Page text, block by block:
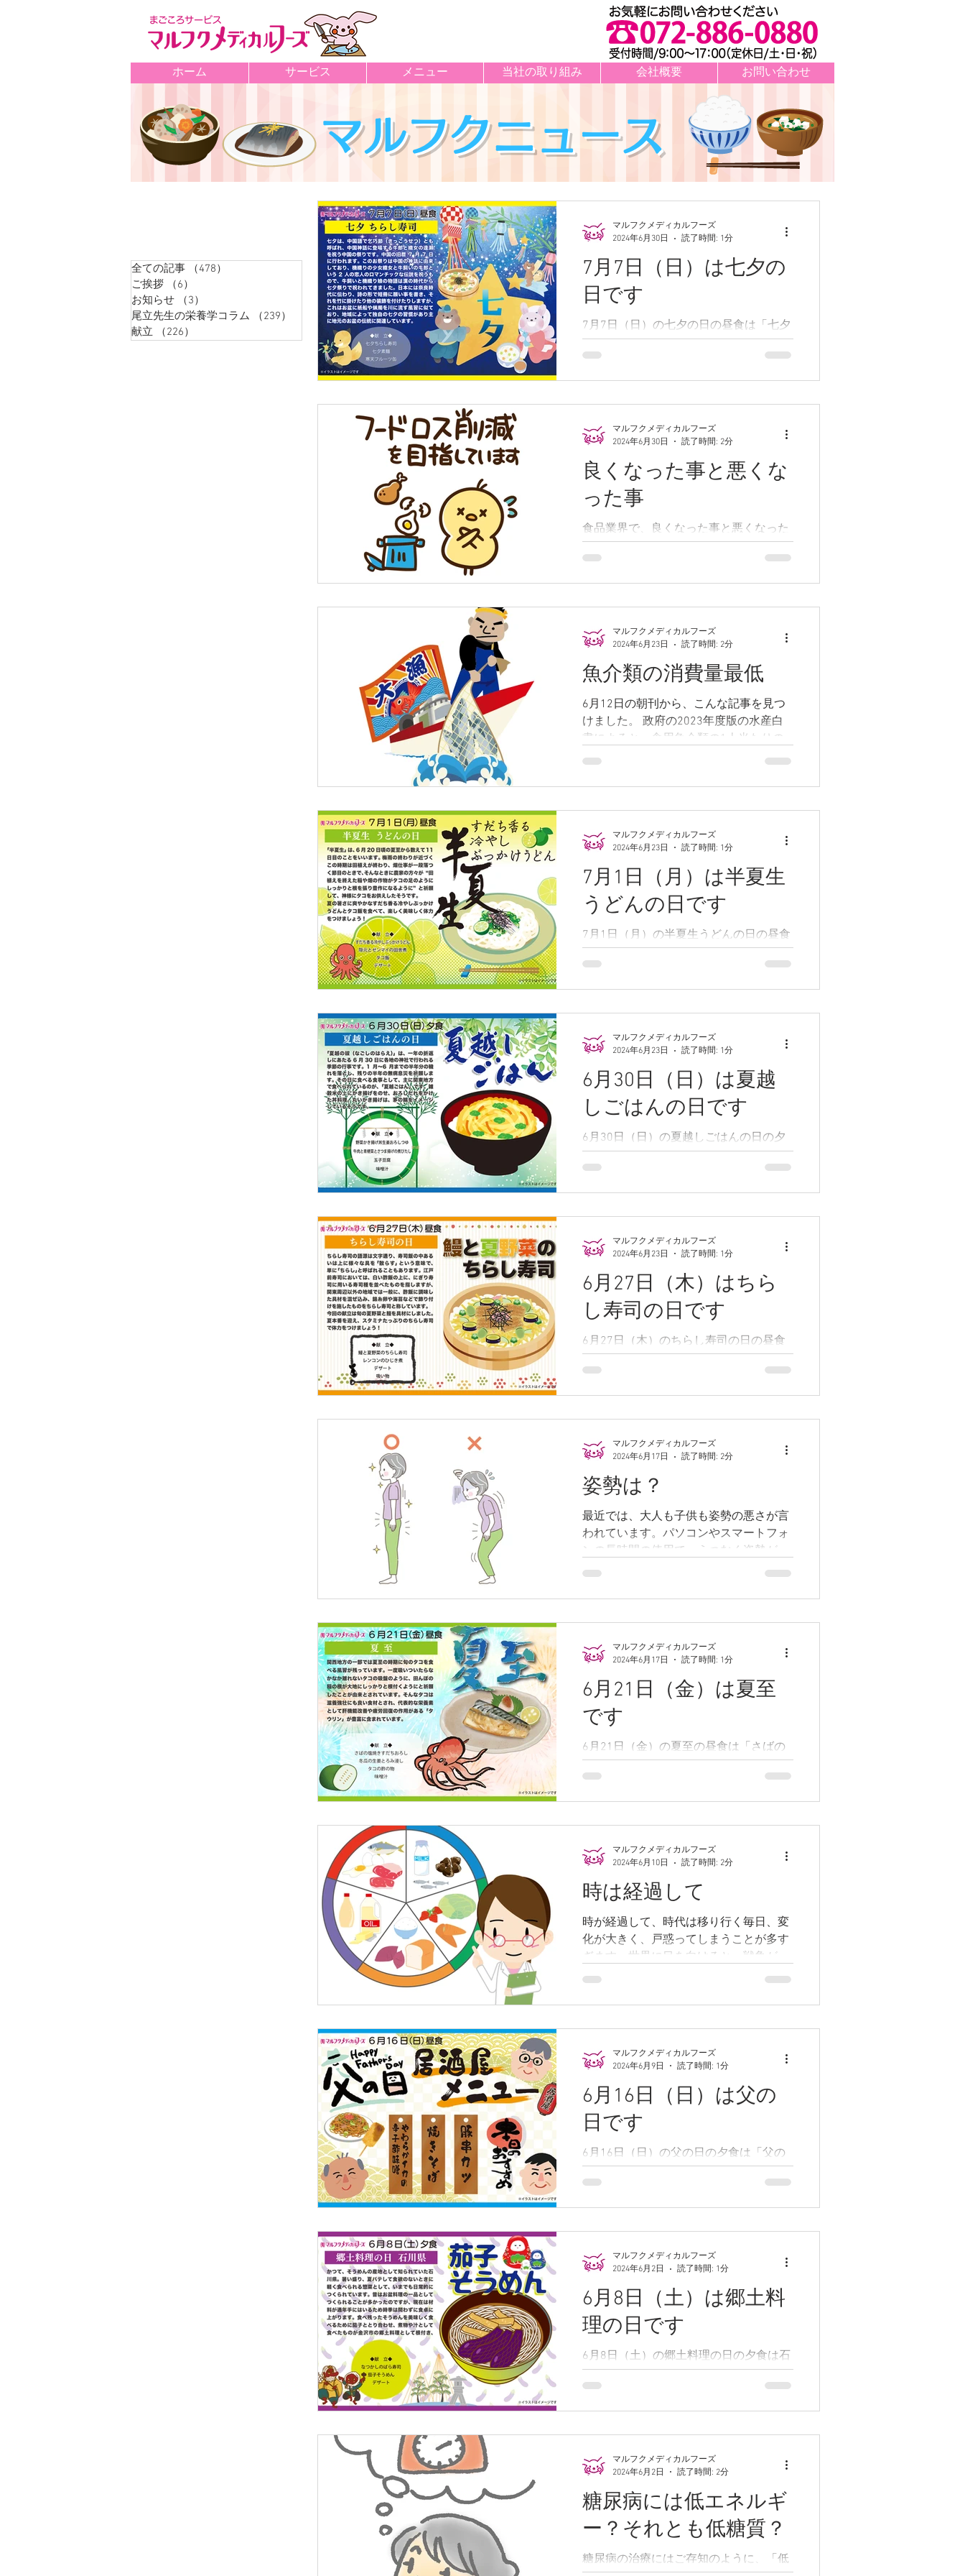
ホーム サービス メニュー 当社の取り組み 会社概要 お問い合わせ
7月7日（日）は七夕の
日です
7月7日（日）の七夕の日の昼食は「七夕
ちらし寿司」です
マルフクメディカルフーズ
2024年6月30日
読了時間: 1分
良くなった事と悪くな
った事
食品業界で、良くなった事と悪くなった
ことを考えてみました。まずは良くなっ
た事、食品ロスが半減して、8年前倒し
で目標が達成したこと。その理由は、賞
造から賞味期限までの期間が1/3を過ぎ
ると納品できない1/...
マルフクメディカルフーズ
2024年6月30日
読了時間: 2分
魚介類の消費量最低
6月12日の朝刊から、こんな記事を見つ
けました。 政府の2023年度版の水産白
書によると、食用魚介類の1人当たりの
年間消費量（22年度）は過去最低の22.
が続いています。農水省の調査では、魚
介類をあまり購入しない理由として、
マルフクメディカルフーズ
2024年6月23日
読了時間: 2分
7月1日（月）は半夏生
うどんの日です
7月1日（月）の半夏生うどんの日の昼食
は「すだち香る冷やしぶっかけうどん」
です
マルフクメディカルフーズ
2024年6月23日
読了時間: 1分
6月30日（日）は夏越
しごはんの日です
6月30日（日）の夏越しごはんの日の夕
食は「野菜かき揚げ丼生姜おろしつゆ」
です
マルフクメディカルフーズ
2024年6月23日
読了時間: 1分
6月27日（木）はちら
し寿司の日です
6月27日（木）のちらし寿司の日の昼食
は「鰻と夏野菜のちらし寿司」です
マルフクメディカルフーズ
2024年6月23日
読了時間: 1分
姿勢は？
最近では、大人も子供も姿勢の悪さが言
われています。パソコンやスマートフォ
ンの長時間の使用で、うつむく姿勢が多
く、猫背になるということです。背中を
胸がすきませんか？腹圧が上昇して、胃
が詰まっている証です。猫背になるには
マルフクメディカルフーズ
2024年6月17日
読了時間: 2分
6月21日（金）は夏至
です
6月21日（金）の夏至の昼食は「さばの
塩焼きすだちおろし」をはじめとする疲
労回復に効くメニューです
マルフクメディカルフーズ
2024年6月17日
読了時間: 1分
時は経過して
時が経過して、時代は移り行く毎日、変
化が大きく、戸惑ってしまうことが多す
ぎます。世界に目を向けると、戦争があ
ちこちで起こり、日本がいつ巻き込まれ
った第二次世界大戦の学徒出陣では、日
本の頭脳損失が大きかったでしょう。一
マルフクメディカルフーズ
2024年6月10日
読了時間: 2分
6月16日（日）は父の
日です
6月16日（日）の父の日の夕食は「父の
日居酒屋メニュー」です
マルフクメディカルフーズ
2024年6月9日
読了時間: 1分
6月8日（土）は郷土料
理の日です
6月8日（土）の郷土料理の日の夕食は石
川県の「茄子そうめん」です
マルフクメディカルフーズ
2024年6月2日
読了時間: 1分
糖尿病には低エネルギ
ー？それとも低糖質？
糖尿病の治療にはご存知のように、「低
マルフクメディカルフーズ
2024年6月2日
読了時間: 2分
マルフクニュース
全ての記事 （478）
ご挨拶
（6）
お知らせ
（3）
尾立先生の栄養学コラム
（239）
239件の記事
献立
（226）